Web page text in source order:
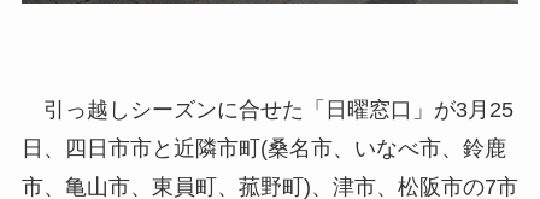
引っ越しシーズンに合せた「日曜窓口」が3月25
日、四日市市と近隣市町(桑名市、いなべ市、鈴鹿
市、亀山市、東員町、菰野町)、津市、松阪市の7市